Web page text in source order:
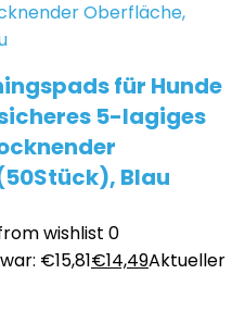
für Hunde
5-lagiges
Blau
wishlist 0
€15,81€14,49Aktueller